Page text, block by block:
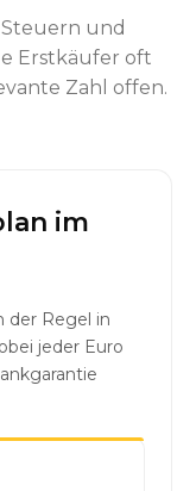
Steuern und
Erstkäufer oft
Zahl offen.
im
der Regel in
jeder Euro